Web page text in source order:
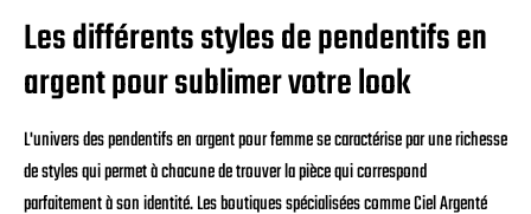
Les différents styles de pendentifs en
argent pour sublimer votre look
L'univers des pendentifs en argent pour femme se caractérise par une richesse
de styles qui permet à chacune de trouver la pièce qui correspond
parfaitement à son identité. Les boutiques spécialisées comme Ciel Argenté